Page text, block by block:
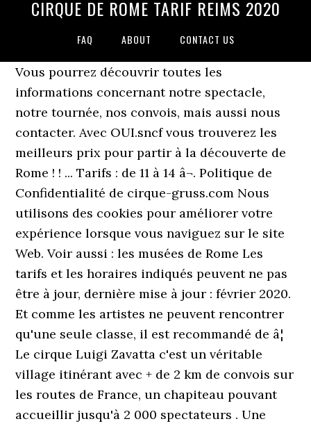
CIRQUE DE ROME TARIF REIMS 2020
FAQ ABOUT CONTACT US
Vous pourrez découvrir toutes les
informations concernant notre spectacle,
notre tournée, nos convois, mais aussi nous
contacter. Avec OUI.sncf vous trouverez les
meilleurs prix pour partir à la découverte de
Rome ! ! ... Tarifs : de 11 à 14 â¬. Politique de
Confidentialité de cirque-gruss.com Nous
utilisons des cookies pour améliorer votre
expérience lorsque vous naviguez sur le site
Web. Voir aussi : les musées de Rome Les
tarifs et les horaires indiqués peuvent ne pas
être à jour, dernière mise à jour : février 2020.
Et comme les artistes ne peuvent rencontrer
qu'une seule classe, il est recommandé de â¦
Le cirque Luigi Zavatta c'est un véritable
village itinérant avec + de 2 km de convois sur
les routes de France, un chapiteau pouvant
accueillir jusqu'à 2 000 spectateurs . Une